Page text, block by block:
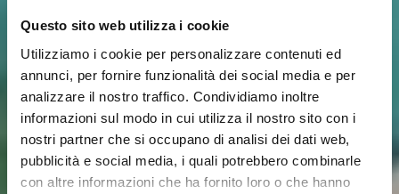
Questo sito web utilizza i cookie
Utilizziamo i cookie per personalizzare contenuti ed
annunci, per fornire funzionalità dei social media e per
analizzare il nostro traffico. Condividiamo inoltre
informazioni sul modo in cui utilizza il nostro sito con i
nostri partner che si occupano di analisi dei dati web,
pubblicità e social media, i quali potrebbero combinarle
con altre informazioni che ha fornito loro o che hanno